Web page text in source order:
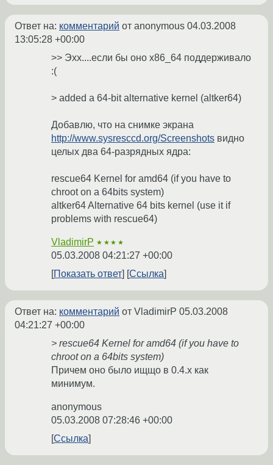
Ответ на: комментарий от anonymous 04.03.2008
13:05:28 +00:00
>> Эхх....если бы оно x86_64 поддерживало
:(
> added a 64-bit alternative kernel (altker64)
Добавлю, что на снимке экрана
http://www.sysresccd.org/Screenshots видно
целых два 64-разрядных ядра:
rescue64 Kernel for amd64 (if you have to
chroot on a 64bits system)
altker64 Alternative 64 bits kernel (use it if
problems with rescue64)
VladimirP ★★★★
05.03.2008 04:21:27 +00:00
Показать ответ
Ссылка
Ответ на: комментарий от VladimirP 05.03.2008
04:21:27 +00:00
> rescue64 Kernel for amd64 (if you have to
chroot on a 64bits system)
Причем оно было ищщо в 0.4.x как
минимум.
anonymous
05.03.2008 07:28:46 +00:00
Ссылка